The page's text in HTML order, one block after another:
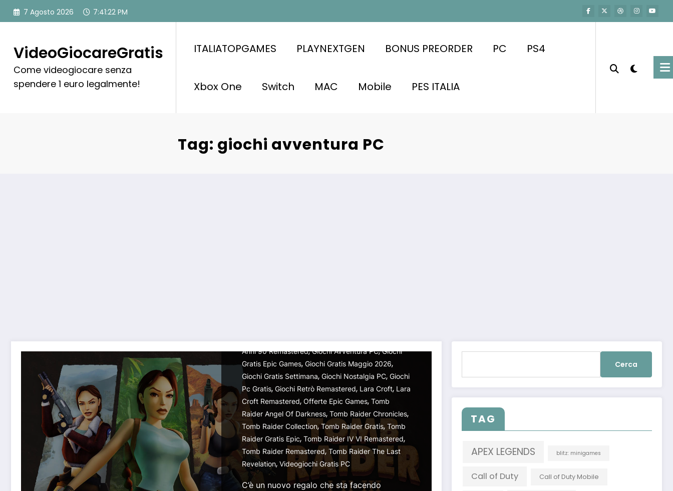
7 Agosto 2026 7:41:23 PM
VideoGiocareGratis
Come videogiocare senza
spendere 1 euro legalmente!
ITALIATOPGAMES PLAYNEXTGEN BONUS PREORDER PC PS4
Xbox One Switch MAC Mobile PES ITALIA
Tag: giochi avventura PC
Tomb Raider GRATIS su Epic Games: uno dei ritorni più nostalgici di Lara Croft può essere vostro a costo zero (ma solo per pochi giorni)
, ,
Anni 90 Remastered,Giochi Avventura PC,Giochi
Gratis Epic Games, Giochi Gratis Maggio 2026,
Giochi Gratis Settimana, Giochi Nostalgia PC, Giochi
Pc Gratis, Giochi Retrò Remastered, Lara Croft, Lara
Croft Remastered, Offerte Epic Games, Tomb
Raider Angel Of Darkness, Tomb Raider Chronicles,
Tomb Raider Collection,Tomb Raider Gratis, Tomb
Raider Gratis Epic, Tomb Raider IV VI Remastered,
Tomb Raider Remastered, Tomb Raider The Last
Revelation, Videogiochi Gratis PC
C’è un nuovo regalo che sta facendo
TAG
APEX LEGENDS blitz: minigames
Call of Duty Call of Duty Mobile